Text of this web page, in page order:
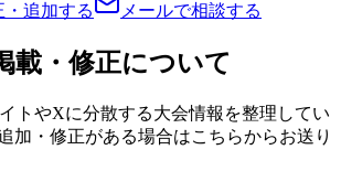
追加する
メールで相談する
載・修正について
トやXに分散する大会情報を整理してい
加・修正がある場合はこちらからお送り